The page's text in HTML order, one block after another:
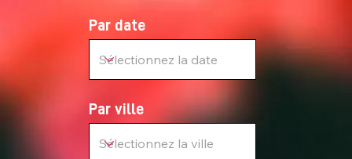
Par date
Par ville